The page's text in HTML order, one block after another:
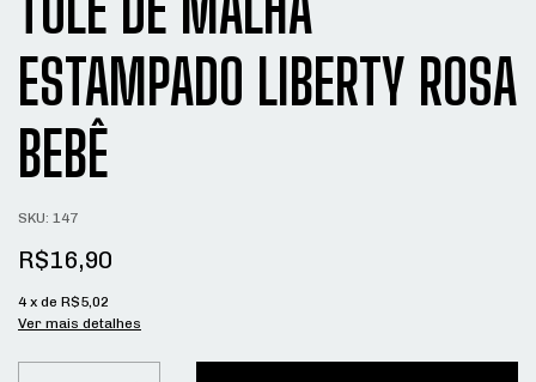
ESTAMPADO LIBERTY ROSA
BEBÊ
SKU: 147
R$16,90
4 x de R$5,02
Ver mais detalhes